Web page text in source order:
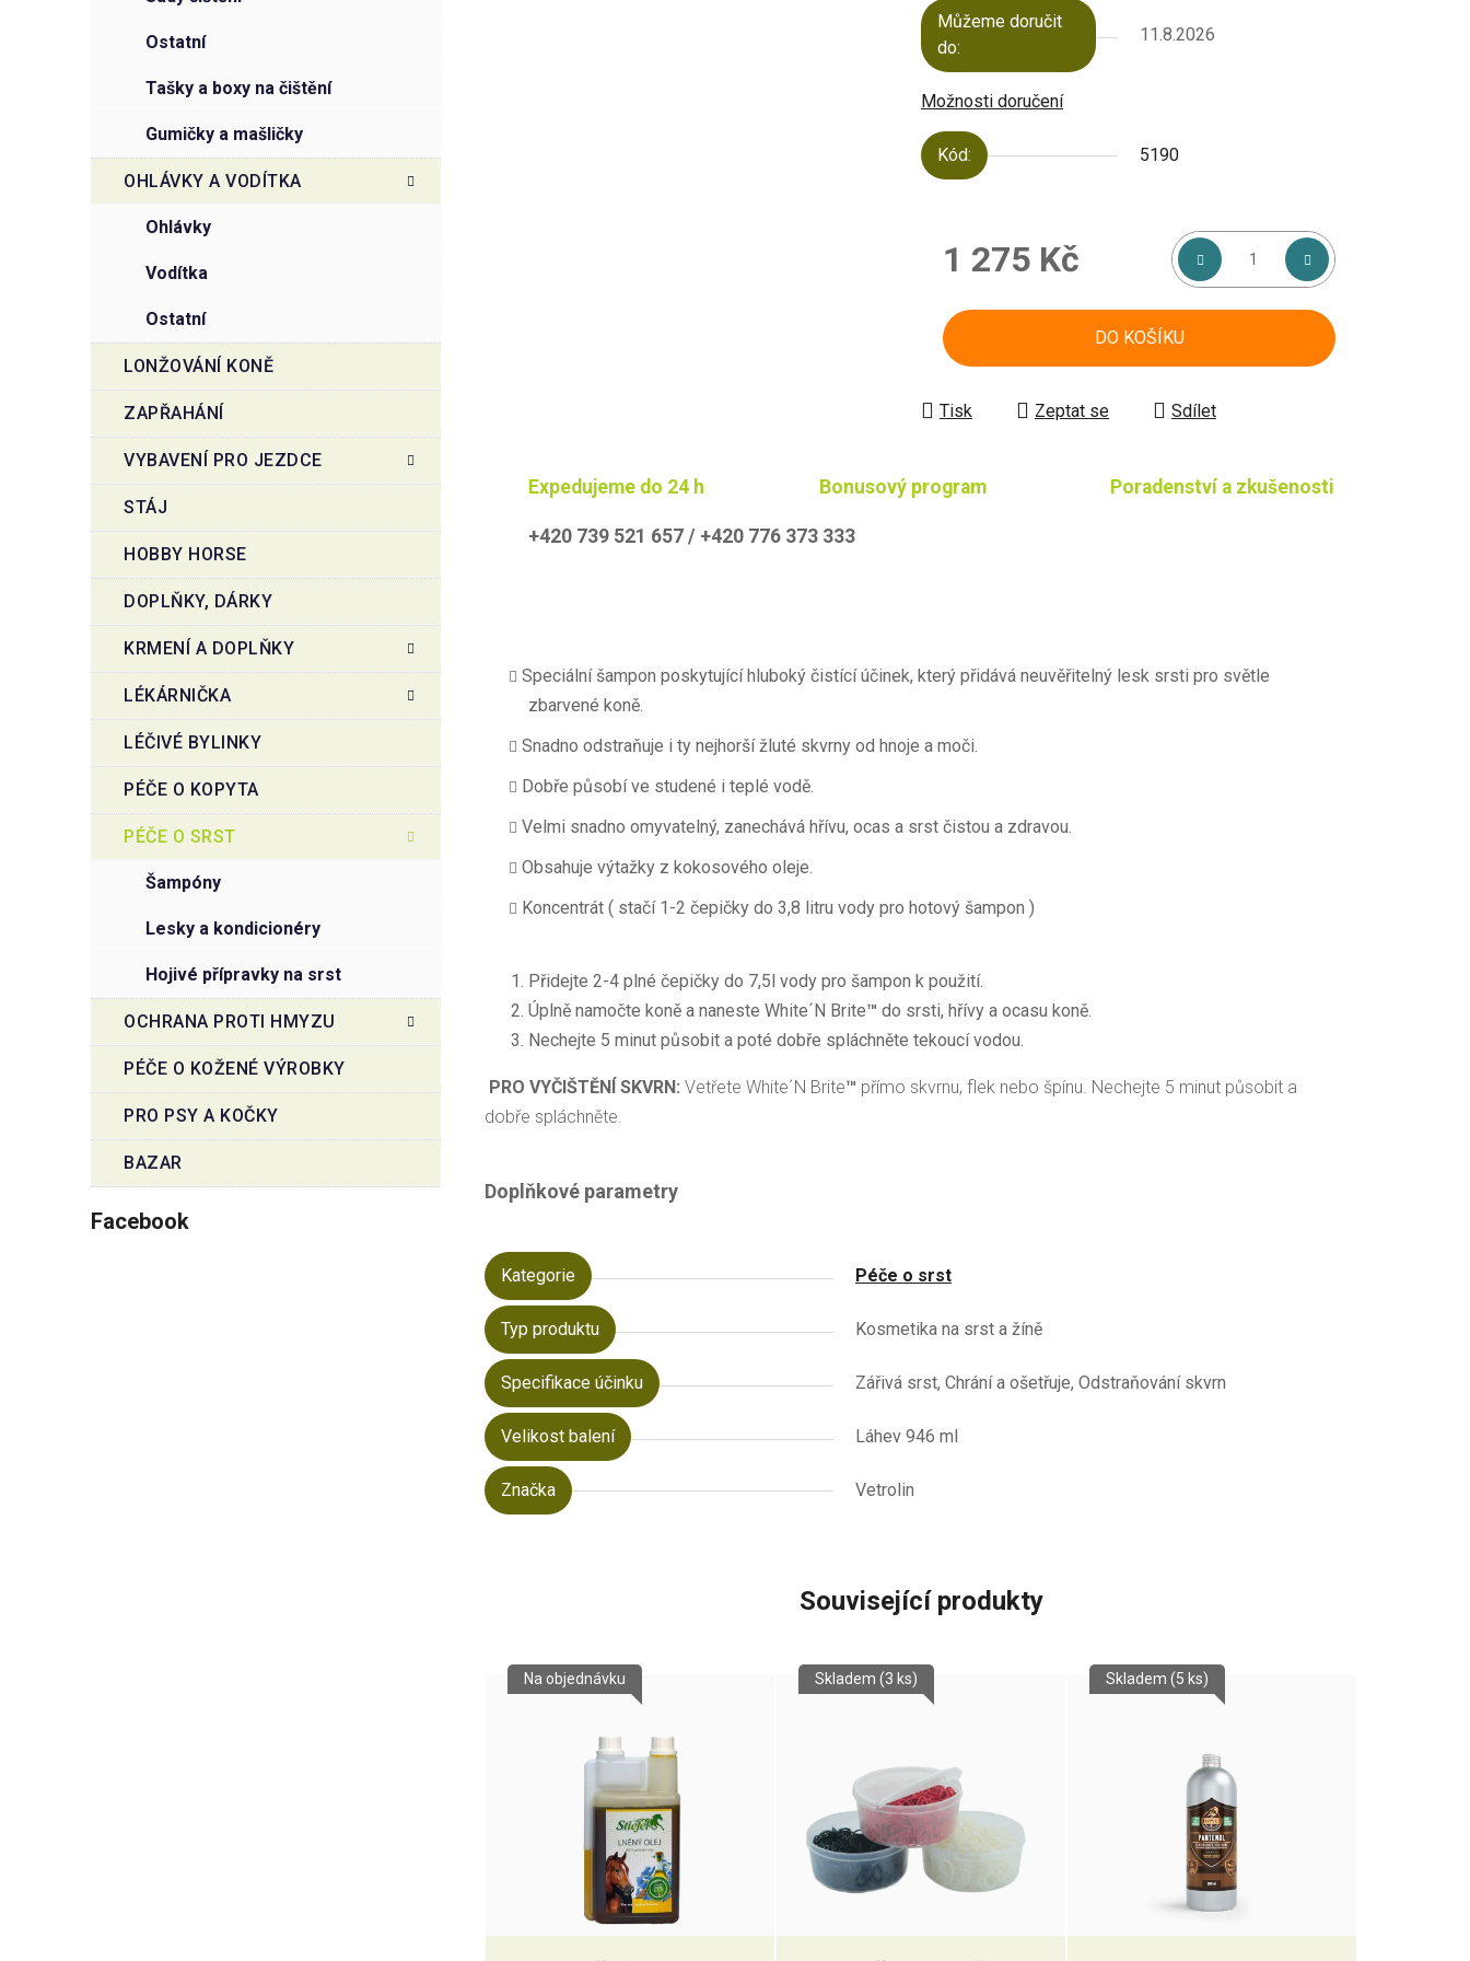
ostatní
tašky a boxy na čištění
gumičky a mašličky
OHLÁVKY A VODÍTKA
ohlávky
vodítka
ostatní
LONŽOVÁNÍ KONĚ
ZAPŘAHÁNÍ
VYBAVENÍ PRO JEZDCE
STÁJ
HOBBY HORSE
DOPLŇKY, DÁRKY
KRMENÍ A DOPLŇKY
LÉKÁRNIČKA
LÉČIVÉ BYLINKY
PÉČE O KOPYTA
PÉČE O SRST
šampóny
lesky a kondicionéry
hojivé přípravky na srst
OCHRANA PROTI HMYZU
PÉČE O KOŽENÉ VÝROBKY
PRO PSY A KOČKY
BAZAR
Facebook
Můžeme doručit
do:
11.8.2026
Možnosti doručení
Kód: 5190
1 275 Kč
DO KOŠÍKU
Tisk Zeptat se Sdílet
Expedujeme do 24 h Bonusový program Poradenství a zkušenosti
+420 739 521 657 / +420 776 373 333
Speciální šampon poskytující hluboký čistící účinek, který přidává neuvěřitelný lesk srsti pro světle
zbarvené koně.
Snadno odstraňuje i ty nejhorší žluté skvrny od hnoje a moči.
Dobře působí ve studené i teplé vodě.
Velmi snadno omyvatelný, zanechává hřívu, ocas a srst čistou a zdravou.
Obsahuje výtažky z kokosového oleje.
Koncentrát ( stačí 1-2 čepičky do 3,8 litru vody pro hotový šampon )
Přidejte 2-4 plné čepičky do 7,5l vody pro šampon k použití.
Úplně namočte koně a naneste White´N Brite™ do srsti, hřívy a ocasu koně.
Nechejte 5 minut působit a poté dobře spláchněte tekoucí vodou.
PRO VYČIŠTĚNÍ SKVRN: Vetřete White´N Brite™ přímo skvrnu, flek nebo špínu. Nechejte 5 minut působit a
dobře spláchněte.
Doplňkové parametry
Kategorie Péče o srst
Typ produktu Kosmetika na srst a žíně
Specifikace účinku Zářivá srst, Chrání a ošetřuje, Odstraňování skvrn
Velikost balení Láhev 946 ml
Značka Vetrolin
Související produkty
Na objednávku Skladem (3 ks) Skladem (5 ks)